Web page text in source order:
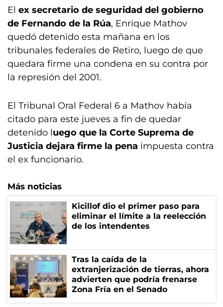
El ex secretario de seguridad del gobierno
de Fernando de la Rúa, Enrique Mathov
quedó detenido esta mañana en los
tribunales federales de Retiro, luego de que
quedara firme una condena en su contra por
la represión del 2001.
El Tribunal Oral Federal 6 a Mathov había
citado para este jueves a fin de quedar
detenido luego que la Corte Suprema de
Justicia dejara firme la pena impuesta contra
el ex funcionario.
Más noticias
Kicillof dio el primer paso para
eliminar el límite a la reelección
de los intendentes
Tras la caída de la
extranjerización de tierras, ahora
advierten que podría frenarse
Zona Fría en el Senado